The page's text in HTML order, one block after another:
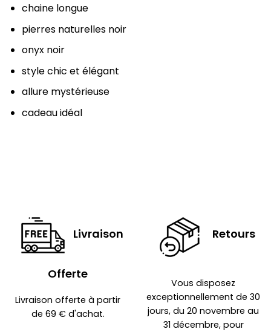
chaine longue
pierres naturelles noir
onyx noir
style chic et élégant
allure mystérieuse
cadeau idéal
Livraison
Offerte
Livraison offerte à partir
de 69 € d'achat.
Retours
Vous disposez
exceptionnellement de 30
jours, du 20 novembre au
31 décembre, pour